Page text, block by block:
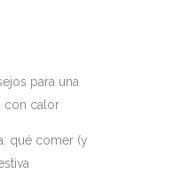
para una
con calor
qué comer (y